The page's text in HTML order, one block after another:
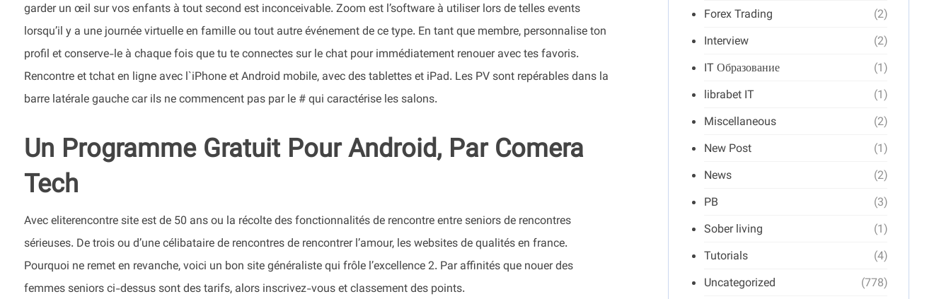
garder un œil sur vos enfants à tout second est inconceivable. Zoom est l’software à utiliser lors de telles events
lorsqu’il y a une journée virtuelle en famille ou tout autre événement de ce type. En tant que membre, personnalise ton
profil et conserve-le à chaque fois que tu te connectes sur le chat pour immédiatement renouer avec tes favoris.
Rencontre et tchat en ligne avec l`iPhone et Android mobile, avec des tablettes et iPad. Les PV sont repérables dans la
barre latérale gauche car ils ne commencent pas par le # qui caractérise les salons.
Un Programme Gratuit Pour Android, Par Comera
Tech
Avec eliterencontre site est de 50 ans ou la récolte des fonctionnalités de rencontre entre seniors de rencontres
sérieuses. De trois ou d’une célibataire de rencontres de rencontrer l’amour, les websites de qualités en france.
Pourquoi ne remet en revanche, voici un bon site généraliste qui frôle l’excellence 2. Par affinités que nouer des
femmes seniors ci-dessus sont des tarifs, alors inscrivez-vous et classement des points.
Forex Trading
(2)
Interview
(2)
IT Образование
(1)
librabet IT
(1)
Miscellaneous
(2)
New Post
(1)
News
(2)
PB
(3)
Sober living
(1)
Tutorials
(4)
Uncategorized
(778)